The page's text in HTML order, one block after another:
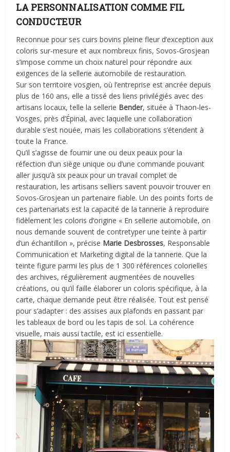
LA PERSONNALISATION COMME FIL
CONDUCTEUR
Reconnue pour ses cuirs bovins pleine fleur d’exception aux
coloris sur-mesure et aux nombreux finis, Sovos-Grosjean
s’impose comme un choix naturel pour répondre aux
exigences de la sellerie automobile de restauration.
Sur son territoire vosgien, où l’entreprise est ancrée depuis
plus de 160 ans, elle a tissé des liens privilégiés avec des
artisans locaux, telle la sellerie Bender, située à Thaon-les-
Vosges, près d’Épinal, avec laquelle une collaboration
durable s’est nouée, mais les collaborations s’étendent à
toute la France.
Qu’il s’agisse de fournir une ou deux peaux pour la
réfection d’un siège unique ou d’une commande pouvant
aller jusqu’à six peaux pour un travail complet de
restauration, les artisans selliers savent pouvoir trouver en
Sovos-Grosjean un partenaire fiable. Un des points forts de
ces partenariats est la capacité de la tannerie à reproduire
fidèlement les coloris d’origine « En sellerie automobile, on
nous demande souvent de contretyper une teinte àpartir
d’un échantillon », précise Marie Desbrosses, Responsable
Communication et Marketing digital de la tannerie. Que la
teinte figure parmi les plus de 1 300 références colorielles
des archives, régulièrement augmentées de nouvelles
créations, ou qu’il faille élaborer un coloris spécifique, à la
carte, chaque demande peut être réalisée. Tout est pensé
pour s’adapter : des assises aux plafonds en passant par
les tableaux de bord ou les tapis de sol. La cohérence
visuelle, mais aussi tactile, est ici essentielle.